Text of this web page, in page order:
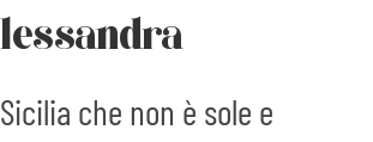
che non è sole e